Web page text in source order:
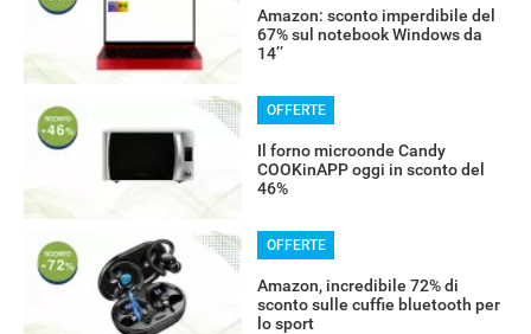
Amazon: sconto imperdibile del
67% sul notebook Windows da
14’’
OFFERTE
Il forno microonde Candy
COOKinAPP oggi in sconto del
46%
OFFERTE
Amazon, incredibile 72% di
sconto sulle cuffie bluetooth per
lo sport